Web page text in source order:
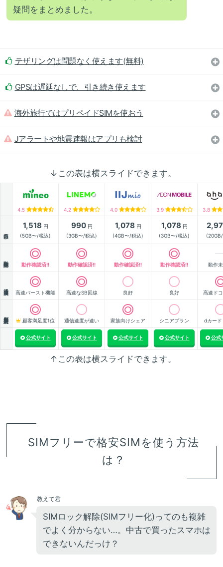
疑問をまとめました。
テザリングは問題なく使えます(無料)
GPSは遅延なしで、引き続き使えます
海外旅行ではプリペイドSIMを使おう
Jアラートや地震速報はアプリも検討
↓この表は横スライドできます。
4.5 4.2 4.0 3.9 3.8
1,518 円
(5GB〜/税込)
990円
(3GB〜/税込)
1,078 円
(4GB〜/税込)
1,078 円
(3GB〜/税込)
動作確認済!! 動作確認済!! 動作確認済!! 動作確認済!! 動作
高速バースト機能 高速なSB回線 良好 良好 高速ド
顧客満足度1位 通信速度が速い 家族向けシェア シニアプラン dカード
公式サイト 公式サイト 公式サイト 公式サイト 公式
↑この表は横スライドできます。
SIMフリーで格安SIMを使う方法
は？
教えて君
SIMロック解除(SIMフリー化)ってのも複雑
でよく分からない…。中古で買ったスマホは
できないんだっけ？